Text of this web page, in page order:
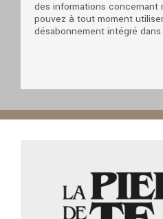
des informations concernant
pouvez à tout moment
désabonnement intégré